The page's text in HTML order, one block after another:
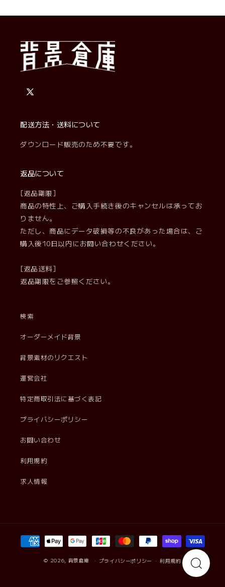
X
配送方法・送料について
ダウンロード販売のため不要です。
返品について
[返品期限]
商品の特性上、ご購入手続き後のキャンセルは承ってお
りません。
ただし、商品にデータ破損等の不良があった場合は、ご
購入後10日以内にお問い合わせください。
[返品送料]
返品期限をご参照ください。
検索
オーダーメイド背景
背景素材のリクエスト
運営会社
特定商取引法に基づく表記
プライバシーポリシー
お問い合わせ
利用規約
求人情報
決
済
© 2026, 背景倉庫 プライバシーポリシー 利用規約